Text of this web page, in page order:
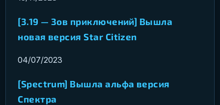
[3.19 — Зов приключений] Вышла
новая версия Star Citizen
04/07/2023
[Spectrum] Вышла альфа версия
Спектра